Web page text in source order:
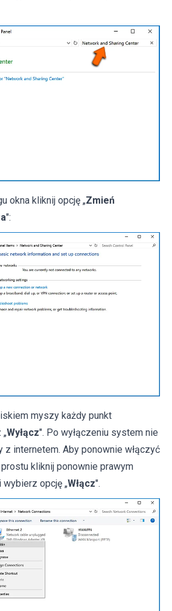
okna kliknij opcję „Zmień
":
myszy każdy punkt
Wyłącz". Po wyłączeniu system nie
z internetem. Aby ponownie włączyć
kliknij ponownie prawym
opcję „Włącz".